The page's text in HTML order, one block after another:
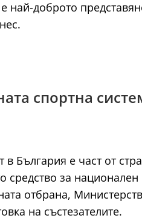
най-доброто
спортна
в България е част от
средство за
отбрана,
на състезателите.